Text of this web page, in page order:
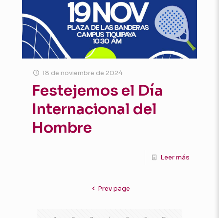
18 de noviembre de 2024
Festejemos el Día
Internacional del
Hombre
Leer más
Prev page